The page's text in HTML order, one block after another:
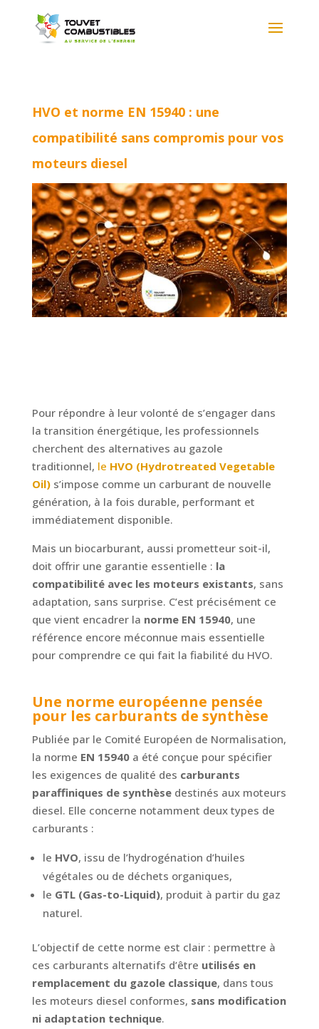
HVO et norme EN 15940 : une
compatibilité sans compromis pour vos
moteurs diesel
Pour répondre à leur volonté de s’engager dans
la transition énergétique, les professionnels
cherchent des alternatives au gazole
traditionnel, le HVO (Hydrotreated Vegetable
Oil) s’impose comme un carburant de nouvelle
génération, à la fois durable, performant et
immédiatement disponible.
Mais un biocarburant, aussi prometteur soit-il,
doit offrir une garantie essentielle : la
compatibilité avec les moteurs existants, sans
adaptation, sans surprise. C’est précisément ce
que vient encadrer la norme EN 15940, une
référence encore méconnue mais essentielle
pour comprendre ce qui fait la fiabilité du HVO.
Une norme européenne pensée
pour les carburants de synthèse
Publiée par le Comité Européen de Normalisation,
la norme EN 15940a été conçue pour spécifier
les exigences de qualité des carburants
paraffiniques de synthèsedestinés aux moteurs
diesel. Elle concerne notamment deux types de
carburants :
le HVO, issu de l’hydrogénation d’huiles
végétales ou de déchets organiques,
le GTL (Gas-to-Liquid), produit à partir du gaz
naturel.
L’objectif de cette norme est clair : permettre à
ces carburants alternatifs d’être utilisés en
remplacement du gazole classique, dans tous
les moteurs diesel conformes, sans modification
ni adaptation technique.